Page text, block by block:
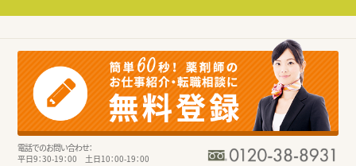
電話でのお問い合わせ：
平日9：30-19：00 土日10：00-19：00